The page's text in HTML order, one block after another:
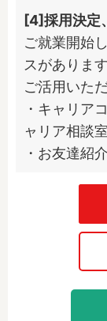
[4]採用決定
ご就業開始
スがあります
ご活用いた
・キャリア
ャリア相談室
・お友達紹